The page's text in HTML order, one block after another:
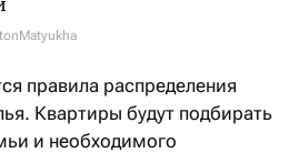
правила распределения
Квартиры будут подбирать
и необходимого